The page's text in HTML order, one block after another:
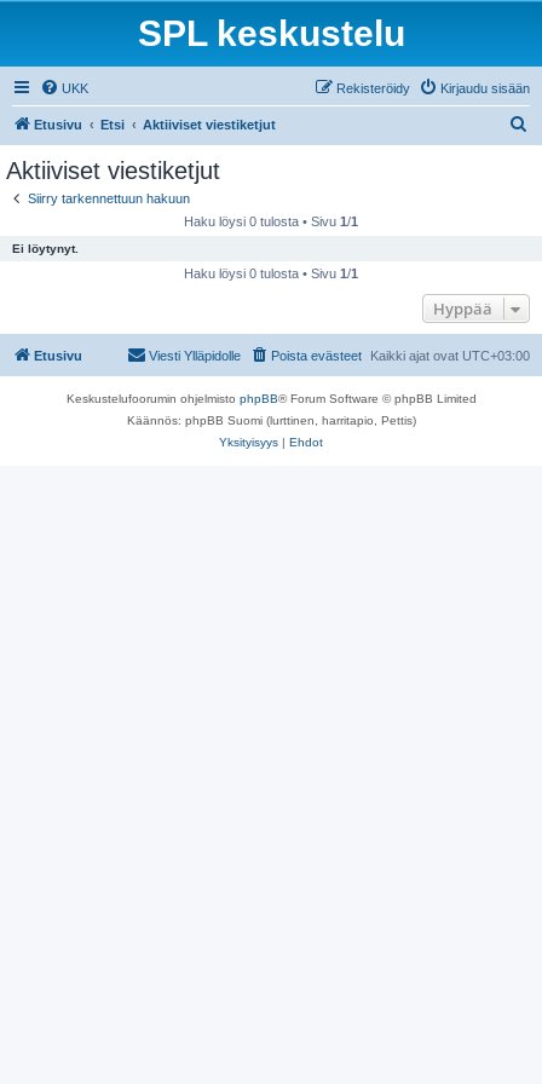
SPL keskustelu
UKK Kirjaudu sisään
Rekisteröidy
Etusivu Etsi Aktiiviset viestiketjut
Aktiiviset viestiketjut
Siirry tarkennettuun hakuun
Haku löysi 0 tulosta • Sivu 1/1
Ei löytynyt.
Haku löysi 0 tulosta • Sivu 1/1
Hyppää
Etusivu Kaikki ajat ovat UTC+03:00
Poista evästeet
Viesti Ylläpidolle
Keskustelufoorumin ohjelmisto phpBB® Forum Software © phpBB Limited
Käännös: phpBB Suomi (lurttinen, harritapio, Pettis)
Yksityisyys | Ehdot